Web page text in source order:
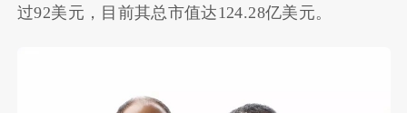
过92美元，目前其总市值达124.28亿美元。